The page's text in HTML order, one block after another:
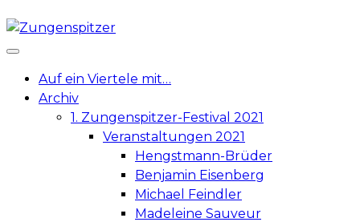
Skip
to
content
Auf ein Viertele mit…
Archiv
1. Zungenspitzer-Festival 2021
Veranstaltungen 2021
Hengstmann-Brüder
Benjamin Eisenberg
Michael Feindler
Madeleine Sauveur